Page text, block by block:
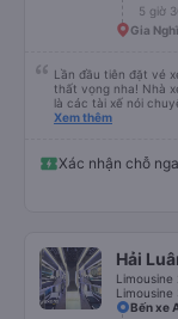
5 giờ
Gia
Lần đầu tiên đặt vé
thất vọng nha! Nhà
là các tài xế nói
đánh giá 5 sao rồi.
Xem thêm
Xác nhận chỗ
Hải
Limousine
Limousine
Bến xe